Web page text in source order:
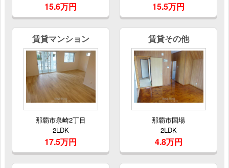
15.6万円 15.5万円
賃貸マンション
那覇市泉崎2丁目
2LDK
17.5万円
賃貸その他
那覇市国場
2LDK
4.8万円